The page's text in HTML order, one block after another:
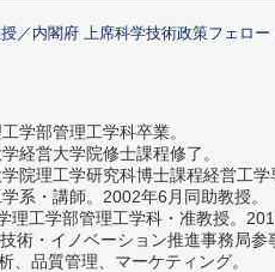
／内閣府 上席科学技術政策フェロー
学部管理工学科卒業。
経営大学院修士課程修了。
院理工学研究科博士課程経営工学
系・講師。2002年6月同助教授。
理工学部管理工学科・准教授。
術・イノベーション推進事務局
、品質管理、マーケティング。